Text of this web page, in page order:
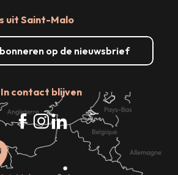
uit Saint-Malo
op de nieuwsbrief
In contact blijven